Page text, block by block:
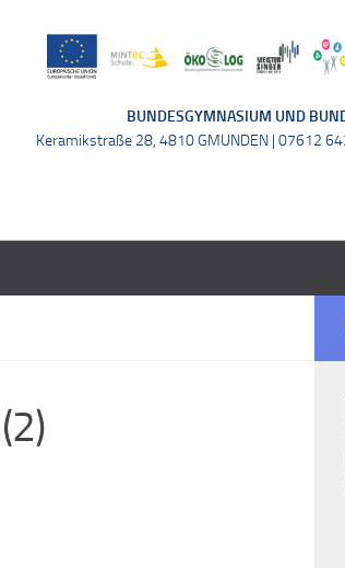
BUNDESGYMNASIUM UND
Keramikstraße 28, 4810 GMUNDEN | 07612